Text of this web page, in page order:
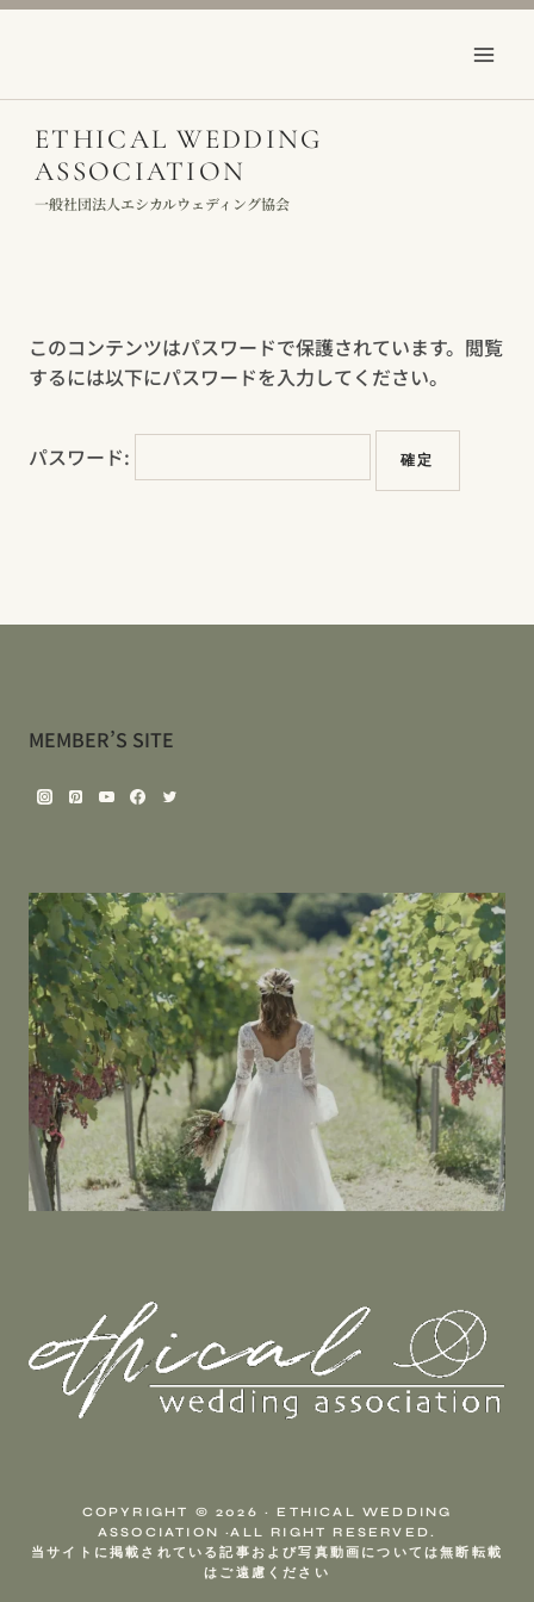
Skip
ETHICAL WEDDING
ASSOCIATION
一般社団法人エシカルウェディング協会
このコンテンツはパスワードで保護されています。閲覧
するには以下にパスワードを入力してください。
パスワード:
MEMBER’S SITE
COPYRIGHT © 2026 · ETHICAL WEDDING
ASSOCIATION ·ALL RIGHT RESERVED.
当サイトに掲載されている記事および写真動画については無断転載
はご遠慮ください